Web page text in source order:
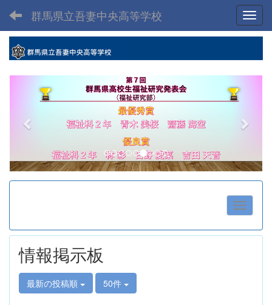
群馬県立吾妻中央高等学校
e
v
o
u
t
情報掲示板
最新の投稿順 50件